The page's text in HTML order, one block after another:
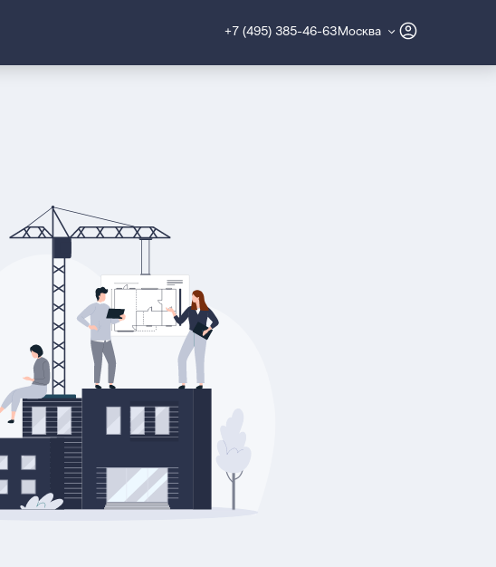
+7 (495) 385-46-63 Москва